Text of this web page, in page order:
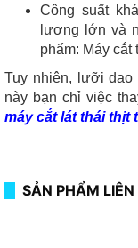
Công suất
lượng lớn và
phẩm: Máy cắt
Tuy nhiên, lưỡi dao
này bạn chỉ việc
máy cắt lát thái thịt
SẢN PHẨM